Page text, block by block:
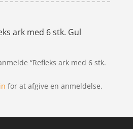
ark med 6 stk. Gul
“Refleks ark med 6 stk.
for at afgive en anmeldelse.